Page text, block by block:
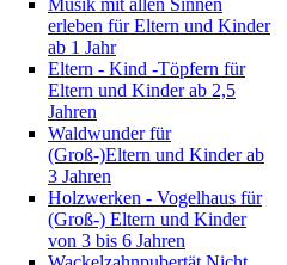
erleben für Eltern und Kinder
ab 1 Jahr
Eltern - Kind -Töpfern für
Eltern und Kinder ab 2,5
Jahren
Waldwunder für
(Groß-)Eltern und Kinder ab
3 Jahren
Holzwerken - Vogelhaus für
(Groß-) Eltern und Kinder
von 3 bis 6 Jahren